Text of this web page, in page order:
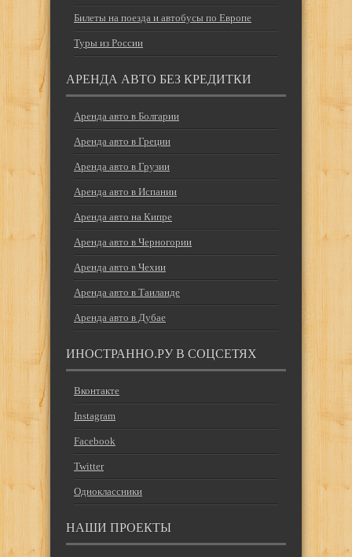
Билеты на поезда и автобусы по Европе
Туры из России
АРЕНДА АВТО БЕЗ КРЕДИТКИ
Аренда авто в Болгарии
Аренда авто в Греции
Аренда авто в Грузии
Аренда авто в Испании
Аренда авто на Кипре
Аренда авто в Черногории
Аренда авто в Чехии
Аренда авто в Таиланде
Аренда авто в Дубае
ИНОСТРАННО.РУ В СОЦСЕТЯХ
Вконтакте
Instagram
Facebook
Twitter
Одноклассники
НАШИ ПРОЕКТЫ